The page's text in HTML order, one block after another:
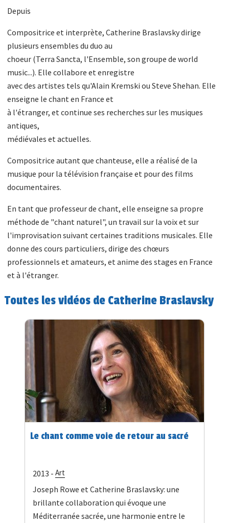
Depuis
Compositrice et interprète, Catherine Braslavsky dirige
plusieurs ensembles du duo au
choeur (Terra Sancta, l'Ensemble, son groupe de world
music...). Elle collabore et enregistre
avec des artistes tels qu'Alain Kremski ou Steve Shehan. Elle
enseigne le chant en France et
à l'étranger, et continue ses recherches sur les musiques
antiques,
médiévales et actuelles.
Compositrice autant que chanteuse, elle a réalisé de la
musique pour la télévision française et pour des films
documentaires.
En tant que professeur de chant, elle enseigne sa propre
méthode de "chant naturel", un travail sur la voix et sur
l'improvisation suivant certaines traditions musicales. Elle
donne des cours particuliers, dirige des chœurs
professionnels et amateurs, et anime des stages en France
et à l'étranger.
Toutes les vidéos de Catherine Braslavsky
Le chant comme voie de retour au sacré
2013 - Art
Joseph Rowe et Catherine Braslavsky: une
brillante collaboration qui évoque une
Méditerranée sacrée, une harmonie entre le